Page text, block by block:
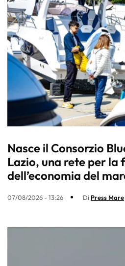
Nasce il Consorzio
Lazio, una rete per la
dell’economia del
07/08/2026 - 13:26 Di Press Mare